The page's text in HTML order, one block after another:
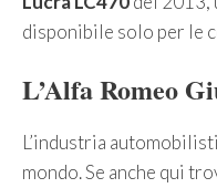
disponibile solo per le
L’Alfa Romeo
L’industria
mondo. Se anche qui